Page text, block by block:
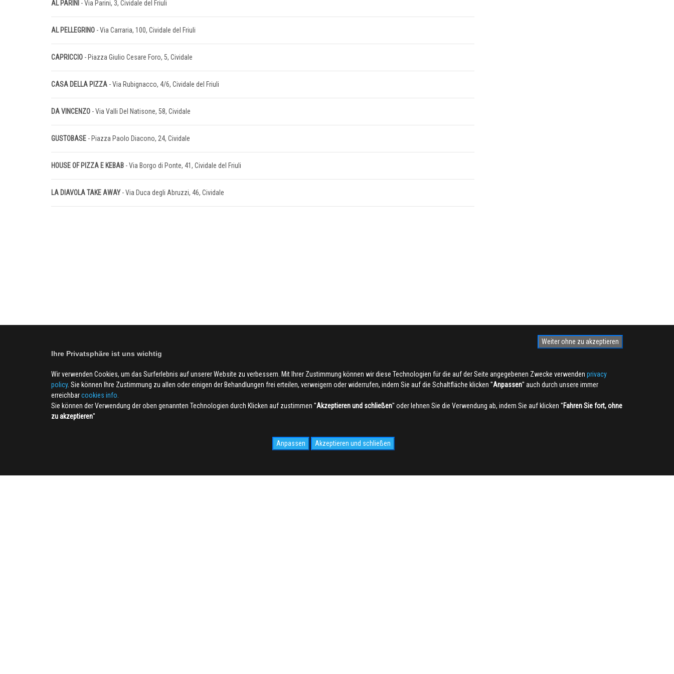
AL PARINI - Via Parini, 3, Cividale del Friuli
AL PELLEGRINO - Via Carraria, 100, Cividale del Friuli
CAPRICCIO - Piazza Giulio Cesare Foro, 5, Cividale
CASA DELLA PIZZA - Via Rubignacco, 4/6, Cividale del Friuli
DA VINCENZO - Via Valli Del Natisone, 58, Cividale
GUSTOBASE - Piazza Paolo Diacono, 24, Cividale
HOUSE OF PIZZA E KEBAB - Via Borgo di Ponte, 41, Cividale del Friuli
LA DIAVOLA TAKE AWAY - Via Duca degli Abruzzi, 46, Cividale
Weiter ohne zu akzeptieren
Ihre Privatsphäre ist uns wichtig
Wir verwenden Cookies, um das Surferlebnis auf unserer Website zu verbessern. Mit Ihrer Zustimmung können wir diese Technologien für die auf der Seite angegebenen Zwecke verwenden privacy
policy. Sie können Ihre Zustimmung zu allen oder einigen der Behandlungen frei erteilen, verweigern oder widerrufen, indem Sie auf die Schaltfläche klicken ''Anpassen'' auch durch unsere immer
erreichbarcookies info.
Sie können der Verwendung der oben genannten Technologien durch Klicken auf zustimmen ''Akzeptieren und schließen'' oder lehnen Sie die Verwendung ab, indem Sie auf klicken ''Fahren Sie fort, ohne
zu akzeptieren''
Anpassen Akzeptieren und schließen